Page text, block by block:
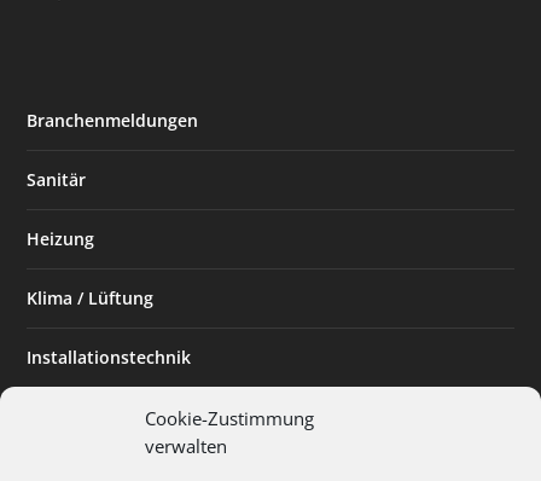
Cookie-Zustimmung
verwalten
Branchenmeldungen
Sanitär
Heizung
Klima / Lüftung
Installationstechnik
Planen & Bauen